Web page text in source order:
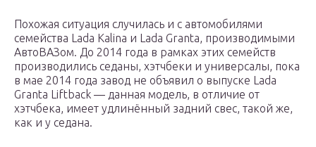
Похожая ситуация случилась и с автомобилями
семейства Lada Kalina и Lada Granta, производимыми
АвтоВАЗом. До 2014 года в рамках этих семейств
производились седаны, хэтчбеки и универсалы, пока
в мае 2014 года завод не объявил о выпуске Lada
Granta Liftback — данная модель, в отличие от
хэтчбека, имеет удлинённый задний свес, такой же,
как и у седана.